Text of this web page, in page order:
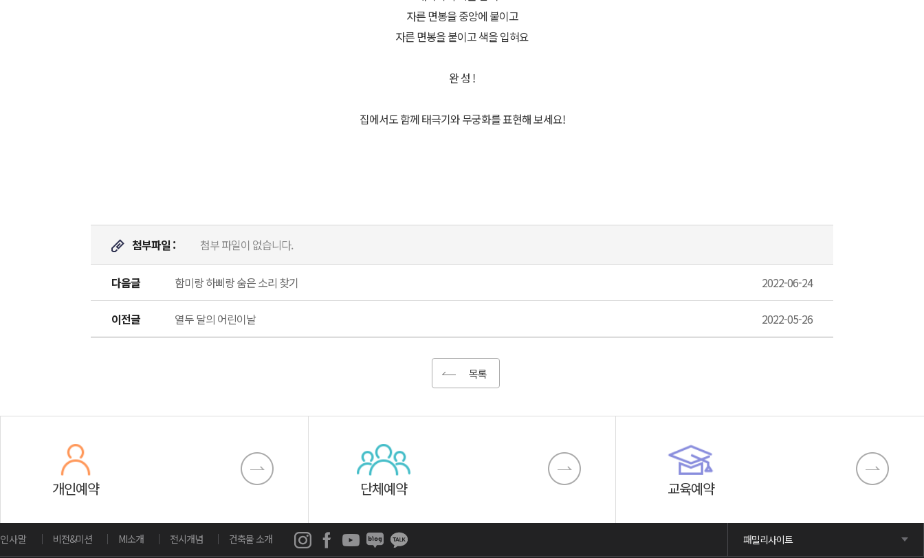
자른 면봉을 중앙에 붙이고
자른 면봉을 붙이고 색을 입혀요
완 성 !
집에서도 함께 태극기와 무궁화를 표현해 보세요!
첨부파일 : 첨부 파일이 없습니다.
다음글 함미랑 하삐랑 숨은 소리 찾기 2022-06-24
이전글 열두 달의 어린이날 2022-05-26
목록
개인예약 단체예약 교육예약
인사말 비전&미션 MI소개 전시개념 건축물 소개 패밀리사이트